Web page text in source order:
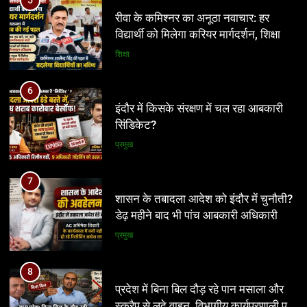
रीवा के कमिश्नर का अनूठा नवाचार: हर
विद्यार्थी को मिलेगा करियर मार्गदर्शन, शिक्षा
व्यवस्था में बदलाव की नई पहल
शिक्षा
6
इंदौर में किसके संरक्षण में चल रहा आबकारी
सिंडिकेट?
प्रमुख
7
शासन के तबादला आदेश को इंदौर में चुनौती?
डेढ़ महीने बाद भी पांच आबकारी अधिकारी
पुराने पदों पर जमे
प्रमुख
8
प्रदेश में बिना बिल दौड़ रहे पान मसाला और
5
रीवा के कमिश्नर का अनूठा नवाचार: हर
विद्यार्थी को मिलेगा करियर मार्गदर्शन, शिक्षा
6
इंदौर में किसके संरक्षण में चल रहा आबकारी
सिंडिकेट?
7